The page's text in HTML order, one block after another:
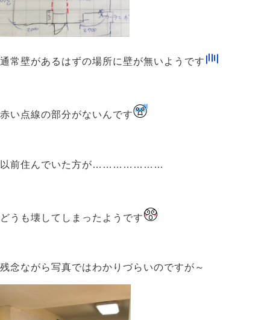
通常壁があるはずの場所に壁が無いようです
赤い点線の部分がないんです
以前住んでいた方が…………………
どうも壊して しまったようです
残念ながら写真ではわかりづらいのですが～